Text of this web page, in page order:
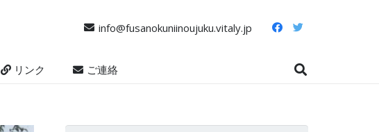
info@fusanokuniinoujuku.vitaly.jp
リンク ご連絡